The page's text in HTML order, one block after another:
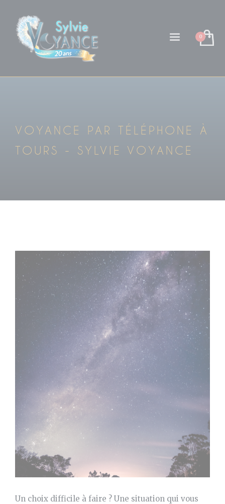
VOYANCE PAR TÉLÉPHONE À
TOURS - SYLVIE VOYANCE
Un choix difficile à faire ? Une situation qui vous